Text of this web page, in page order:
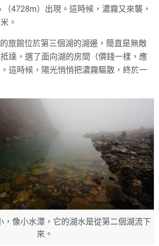
（4728m）出現。這時候，濃霧又來襲，
。
旅館位於第三個湖的湖邊，簡直是無敵
達，選了面向湖的房間（價錢一樣，應
這時候，陽光悄悄把濃霧驅散，終於一
，像小水潭，它的湖水是從第二個湖流下
來。